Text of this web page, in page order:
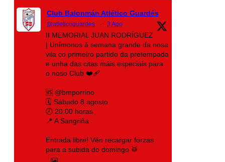
Club Balonmán Atlético Guardés
@atleticoguardes · 3 Ago
II MEMORIAL JUAN RODRÍGUEZ
| Unímonos á semana grande da nosa
vila co primeiro partido da pretempada
e unha das citas máis especiais para
o noso Club ❤️‍🩹
🆚 @bmporrino
🗓️ Sábado 8 agosto
🕗 20:00 horas
📍 A Sangriña
Entrada libre! Vén recargar forzas
para a subida do domingo 🥁